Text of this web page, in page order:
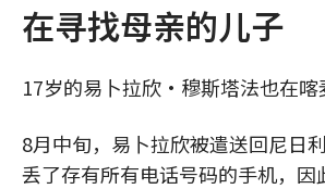
在寻找母亲的儿子
17岁的易卜拉欣·穆斯塔法也在喀
8月中旬，易卜拉欣被遣送回尼日
丢了存有所有电话号码的手机，因